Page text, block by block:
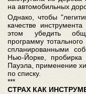
на автомобильных
Однако, чтобы
качестве
этом убедить
программу
спланированными
Нью-Йорке,
Пауэла, применение
по списку.
***
СТРАХ КАК